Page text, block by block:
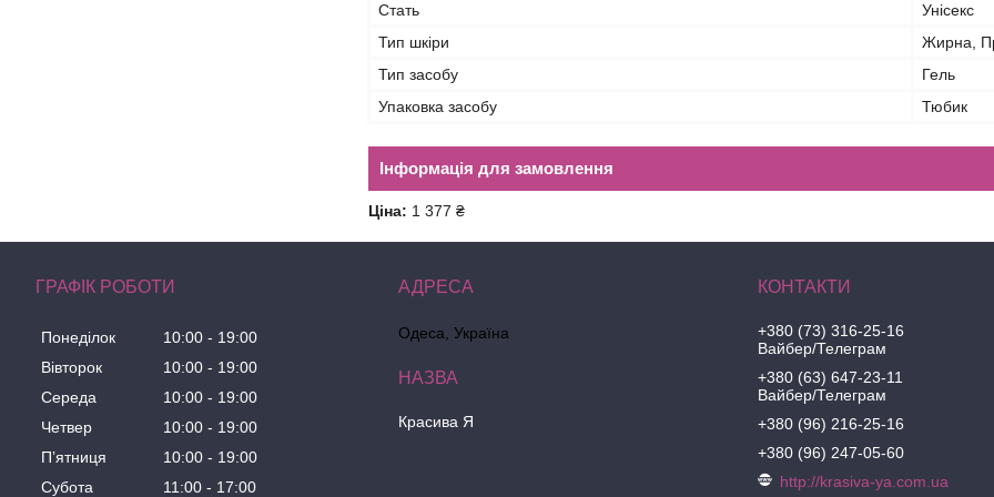
Стать
Унісекс
Тип шкіри
Жирна,
Тип засобу
Гель
Упаковка засобу
Тюбик
Інформація для замовлення
Ціна: 1 377 ₴
ГРАФІК РОБОТИ
Понеділок 10:00
19:00
Вівторок
10:00
19:00
Середа
10:00
19:00
Четвер
10:00
19:00
Пʼятниця
10:00
19:00
Субота
11:00 17:00
Одеса, Україна
Красива Я
+380 (73) 316-25-16
Вайбер/Телеграм
+380 (63) 647-23-11
Вайбер/Телеграм
+380 (96) 216-25-16
+380 (96) 247-05-60
http://krasiva-ya.com.ua